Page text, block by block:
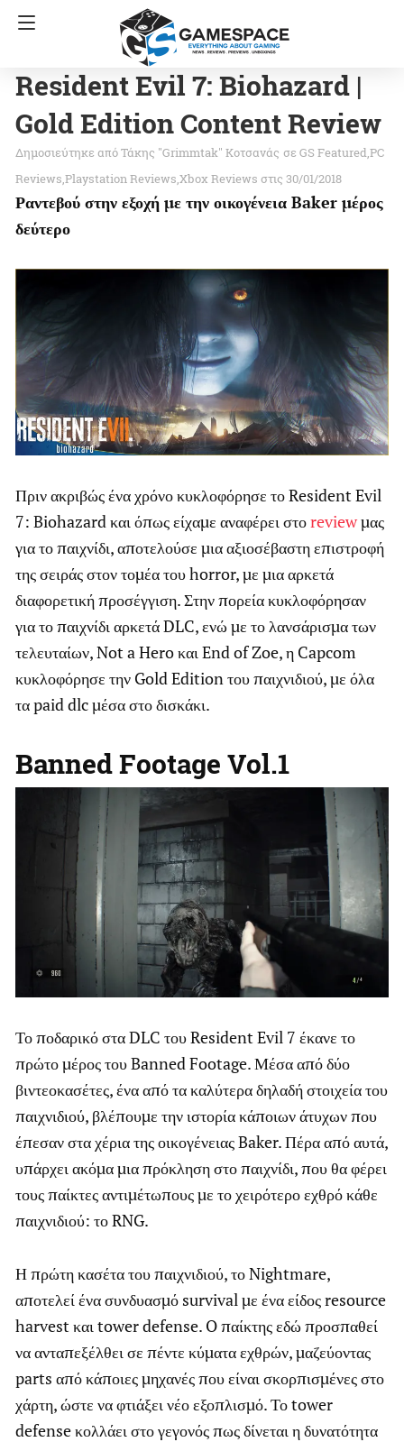
Resident Evil 7: Biohazard |
Gold Edition Content Review
Τάκης "Grimmtak" Κοτσανάς σε GS FeaturedPC
Reviews Playstation Reviews Xbox Reviews στις 30/01/2018
Ραντεβού στην εξοχή με την οικογένεια Baker μέρος
δεύτερο
Πριν ακριβώς ένα χρόνο κυκλοφόρησε το Resident Evil
7: Biohazard και όπως είχαμε αναφέρει στοreviewμας
για το παιχνίδι, αποτελούσε μια αξιοσέβαστη επιστροφή
της σειράς στον τομέα του horror, με μια αρκετά
διαφορετική προσέγγιση. Στην πορεία κυκλοφόρησαν
για το παιχνίδι αρκετά DLC, ενώ με το λανσάρισμα των
τελευταίων, Not a Hero και End of Zoe, η Capcom
κυκλοφόρησε την Gold Edition του παιχνιδιού, με όλα
τα paid dlc μέσα στο δισκάκι.
Banned Footage Vol.1
Το ποδαρικό στα DLC του Resident Evil 7 έκανε το
πρώτο μέρος του Banned Footage. Μέσα από δύο
βιντεοκασέτες, ένα από τα καλύτερα δηλαδή στοιχεία του
παιχνιδιού, βλέπουμε την ιστορία κάποιων άτυχων που
έπεσαν στα χέρια της οικογένειας Baker. Πέρα από αυτά,
υπάρχει ακόμα μια πρόκληση στο παιχνίδι, που θα φέρει
τους παίκτες αντιμέτωπους με το χειρότερο εχθρό κάθε
παιχνιδιού: το RNG.
Η πρώτη κασέτα του παιχνιδιού, το Nightmare,
αποτελεί ένα συνδυασμό survival με ένα είδος resource
harvest και tower defense. O παίκτης εδώ προσπαθεί
να ανταπεξέλθει σε πέντε κύματα εχθρών, μαζεύοντας
parts από κάποιες μηχανές που είναι σκορπισμένες στο
χάρτη, ώστε να φτιάξει νέο εξοπλισμό. Το tower
defense κολλάει στο γεγονός πως δίνεται η δυνατότητα